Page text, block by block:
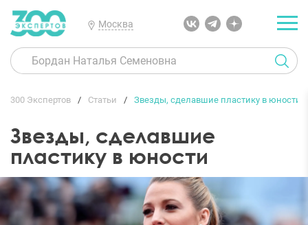
Москва
300 Экспертов Статьи Звезды, сделавшие пластику в юности
Звезды, сделавшие
пластику в юности